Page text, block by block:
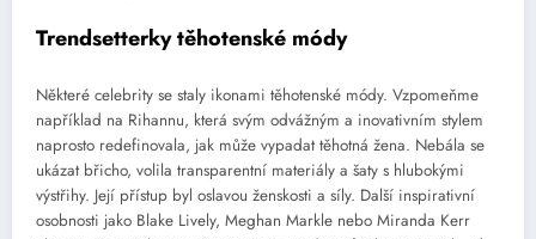
Trendsetterky těhotenské módy
Některé celebrity se staly ikonami těhotenské módy. Vzpomeňme
například na Rihannu, která svým odvážným a inovativním stylem
naprosto redefinovala, jak může vypadat těhotná žena. Nebála se
ukázat břicho, volila transparentní materiály a šaty s hlubokými
výstřihy. Její přístup byl oslavou ženskosti a síly. Další inspirativní
osobnosti jako Blake Lively, Meghan Markle nebo Miranda Kerr